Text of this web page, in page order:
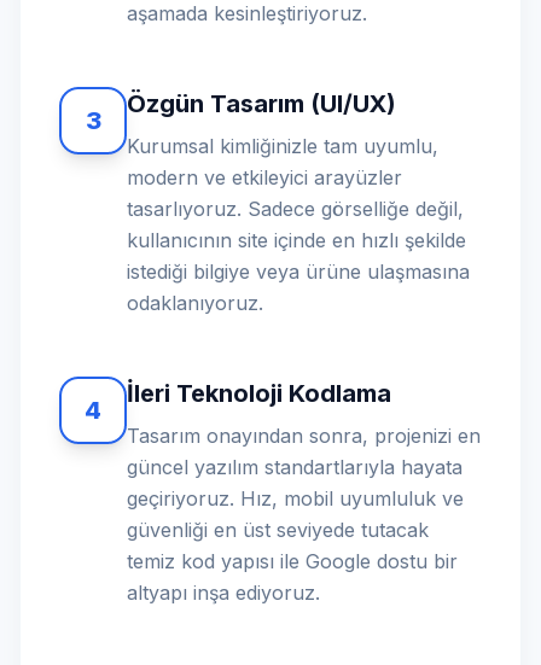
aşamada kesinleştiriyoruz.
3
Özgün Tasarım (UI/UX)
Kurumsal kimliğinizle tam uyumlu,
modern ve etkileyici arayüzler
tasarlıyoruz. Sadece görselliğe değil,
kullanıcının site içinde en hızlı şekilde
istediği bilgiye veya ürüne ulaşmasına
odaklanıyoruz.
4
İleri Teknoloji Kodlama
Tasarım onayından sonra, projenizi en
güncel yazılım standartlarıyla hayata
geçiriyoruz. Hız, mobil uyumluluk ve
güvenliği en üst seviyede tutacak
temiz kod yapısı ile Google dostu bir
altyapı inşa ediyoruz.